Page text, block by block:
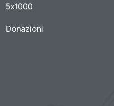
5x1000
Donazioni